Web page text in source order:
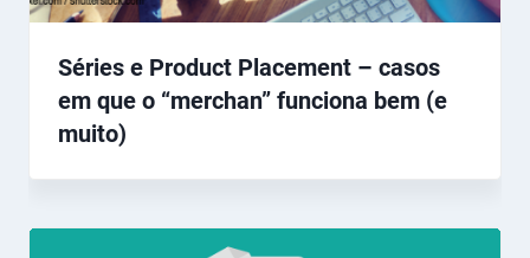
Séries e Product Placement – casos
em que o “merchan” funciona bem (e
muito)